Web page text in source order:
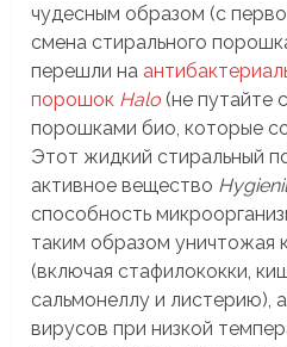
чудесным образом (с
смена стирального
перешли на
порошок Halo (не путайте
порошками био, которые
Этот жидкий стиральный
активное вещество
способность
таким образом уничтожая
(включая стафилококки,
сальмонеллу и листерию),
вирусов при низкой